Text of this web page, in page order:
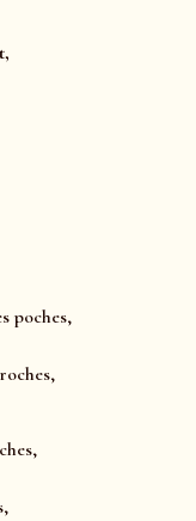
poches,